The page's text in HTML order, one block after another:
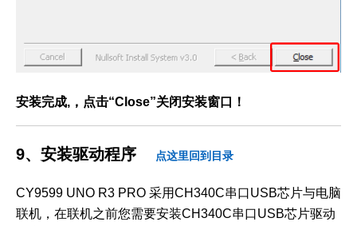
安装完成,，点击“Close”关闭安装窗口！
9、安装驱动程序 点这里回到目录
CY9599 UNO R3 PRO 采用CH340C串口USB芯片与电脑
联机，在联机之前您需要安装CH340C串口USB芯片驱动